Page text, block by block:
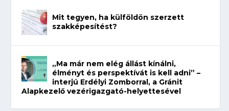
Mit tegyen, ha külföldön szerzett
szakképesítést?
„Ma már nem elég állást kínálni,
élményt és perspektívát is kell adni” –
interjú Erdélyi Zomborral, a Gránit
Alapkezelő vezérigazgató-helyettesével